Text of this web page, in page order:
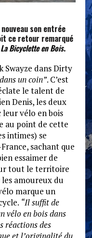
son entrée
ce retour remarqué
Bicyclette en Bois.
Swayze dans Dirty
un coin”. C’est
le talent de
Denis, les deux
vélo en bois
au point de cette
intimes) se
sachant que
essaimer de
tout le territoire
les amoureux du
marque un
“Il suffit de
vélo en bois dans
réactions des